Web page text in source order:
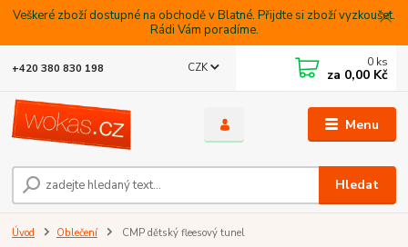
Veškeré zboží dostupné na obchodě v Blatné. Přijdte si zboží vyzkoušet.
Rádi Vám poradíme.
Menu
CZK
Hledat
+420 380 830 198 0 ks
za 0,00 Kč
Úvod Oblečení CMP dětský fleesový tunel